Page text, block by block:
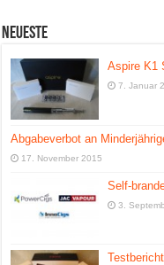
Neueste
Aspire K1
7. Januar
Abgabeverbot an
17. November 2015
Self-
3.